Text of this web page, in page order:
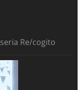
Re/cogito